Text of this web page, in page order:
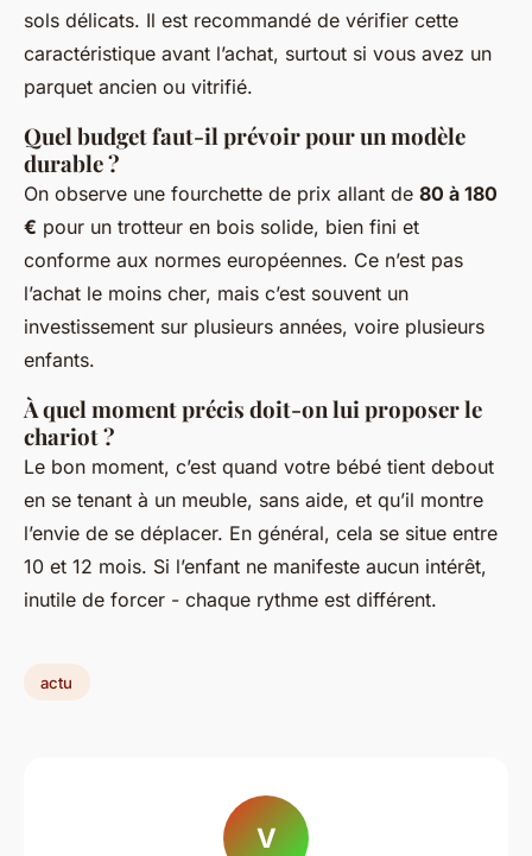
sols délicats. Il est recommandé de vérifier cette
caractéristique avant l’achat, surtout si vous avez un
parquet ancien ou vitrifié.
Quel budget faut-il prévoir pour un modèle
durable ?
On observe une fourchette de prix allant de 80 à 180
€ pour un trotteur en bois solide, bien fini et
conforme aux normes européennes. Ce n’est pas
l’achat le moins cher, mais c’est souvent un
investissement sur plusieurs années, voire plusieurs
enfants.
À quel moment précis doit-on lui proposer le
chariot ?
Le bon moment, c’est quand votre bébé tient debout
en se tenant à un meuble, sans aide, et qu’il montre
l’envie de se déplacer. En général, cela se situe entre
10 et 12 mois. Si l’enfant ne manifeste aucun intérêt,
inutile de forcer - chaque rythme est différent.
actu
V